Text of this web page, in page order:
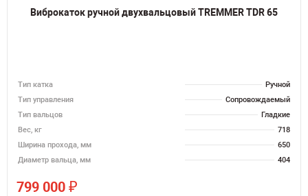
Виброкаток ручной двухвальцовый TREMMER TDR 65
Тип катка
Ручной
Тип управления
Сопровождаемый
Тип вальцов
Гладкие
Вес, кг
718
Ширина прохода, мм
650
Диаметр вальца, мм
404
799 000 ₽